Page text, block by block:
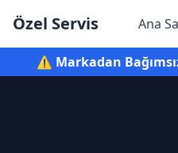
Özel Servis Ana
⚠️ Markadan